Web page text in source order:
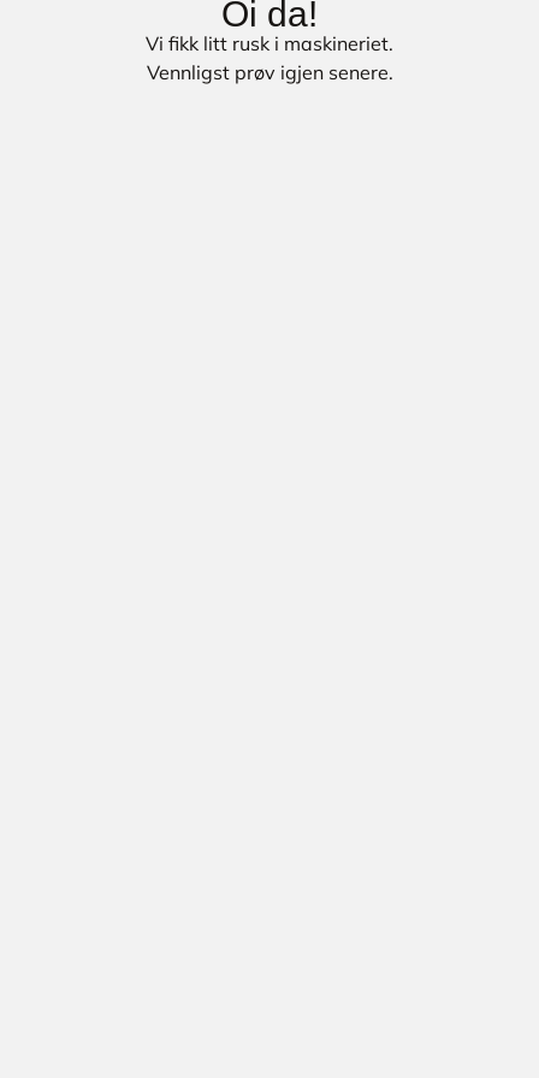
Oi da!
Vi fikk litt rusk i maskineriet.
Vennligst prøv igjen senere.